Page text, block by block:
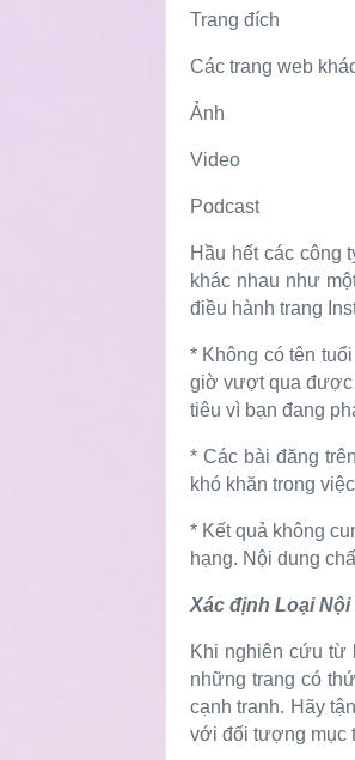
Trang đích
Các trang web
Ảnh
Video
Podcast
Hầu hết các công
khác nhau như
điều hành trang
* Không có tên
giờ vượt qua được
tiêu vì bạn đang
* Các bài đăng
khó khăn trong
* Kết quả không
hạng. Nội dung
Xác định Loại
Khi nghiên cứu từ
những trang có
cạnh tranh. Hãy
với đối tượng mục